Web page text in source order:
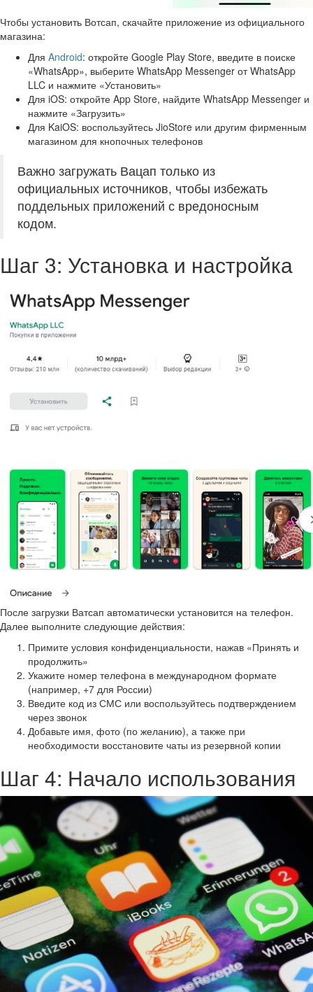
Чтобы установить Вотсап, скачайте приложение из официального
магазина:
Для Android: откройте Google Play Store, введите в поиске
«WhatsApp», выберите WhatsApp Messenger от WhatsApp
LLC и нажмите «Установить»
Для iOS: откройте App Store, найдите WhatsApp Messenger и
нажмите «Загрузить»
Для KaiOS: воспользуйтесь JioStore или другим фирменным
магазином для кнопочных телефонов
Важно загружать Вацап только из
официальных источников, чтобы избежать
поддельных приложений с вредоносным
кодом.
Шаг 3: Установка и настройка
После загрузки Ватсап автоматически установится на телефон.
Далее выполните следующие действия:
Примите условия конфиденциальности, нажав «Принять и
продолжить»
Укажите номер телефона в международном формате
(например, +7 для России)
Введите код из СМС или воспользуйтесь подтверждением
через звонок
Добавьте имя, фото (по желанию), а также при
необходимости восстановите чаты из резервной копии
Шаг 4: Начало использования